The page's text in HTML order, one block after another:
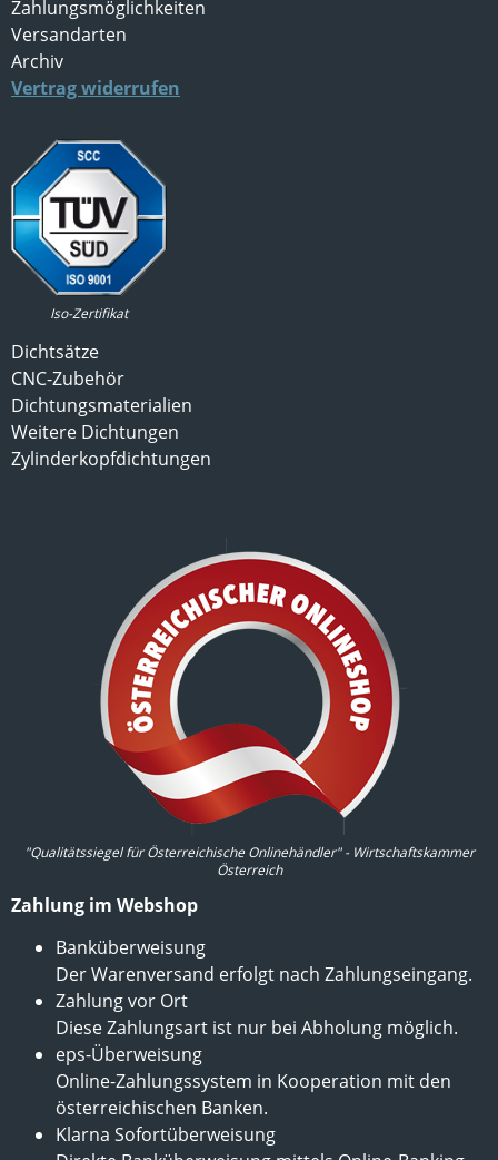
Zahlungsmöglichkeiten
Versandarten
Archiv
Vertrag widerrufen
Iso-Zertifikat
Dichtsätze
CNC-Zubehör
Dichtungsmaterialien
Weitere Dichtungen
Zylinderkopfdichtungen
"Qualitätssiegel für Österreichische Onlinehändler" - Wirtschaftskammer
Österreich
Zahlung im Webshop
Banküberweisung
Der Warenversand erfolgt nach Zahlungseingang.
Zahlung vor Ort
Diese Zahlungsart ist nur bei Abholung möglich.
eps-Überweisung
Online-Zahlungssystem in Kooperation mit den
österreichischen Banken.
Klarna Sofortüberweisung